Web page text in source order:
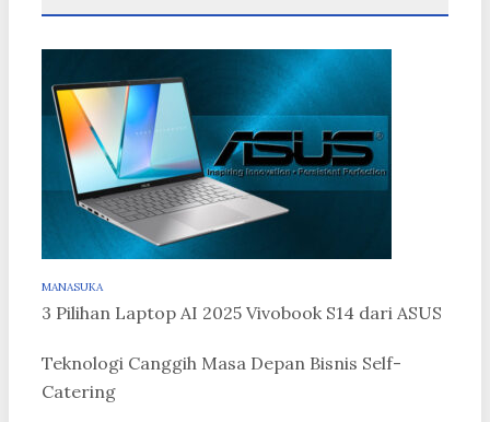
MANASUKA
3 Pilihan Laptop AI 2025 Vivobook S14 dari ASUS
Teknologi Canggih Masa Depan Bisnis Self-
Catering